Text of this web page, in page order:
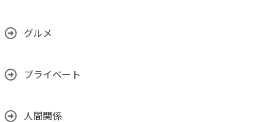
グルメ
プライベート
人間関係